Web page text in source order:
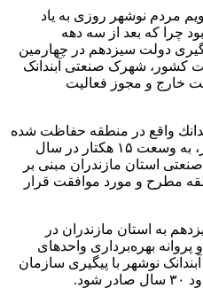
مردم نوشهر روزی به یاد
چرا که بعد از سه دهه
دولت سیزدهم در چهارمین
شهرک صنعتی آبندانک
خارج و مجوز فعالیت
واقع در منطقه حفاظت شده
البرز مركزي در شهرستان نوشهر، به وسعت ۱۵ هكتار در سال
استان مازندران مبنی بر
مطرح و مورد موافقت قرار
به استان مازندران در
مجوز و پروانه بهره‌برداری واحدهای
نوشهر با پیگیری سازمان